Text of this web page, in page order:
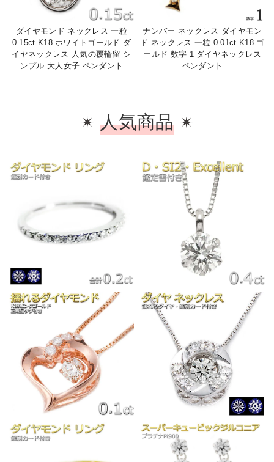
ダイヤモンド ネックレス 一粒
0.15ct K18 ホワイトゴールド ダ
イヤネックレス 人気の覆輪留 シ
ンプル 大人女子 ペンダント
ナンバー ネックレス ダイヤモン
ド ネックレス 一粒 0.01ct K18 ゴ
ールド 数字 1 ダイヤネックレス
ペンダント
人気商品